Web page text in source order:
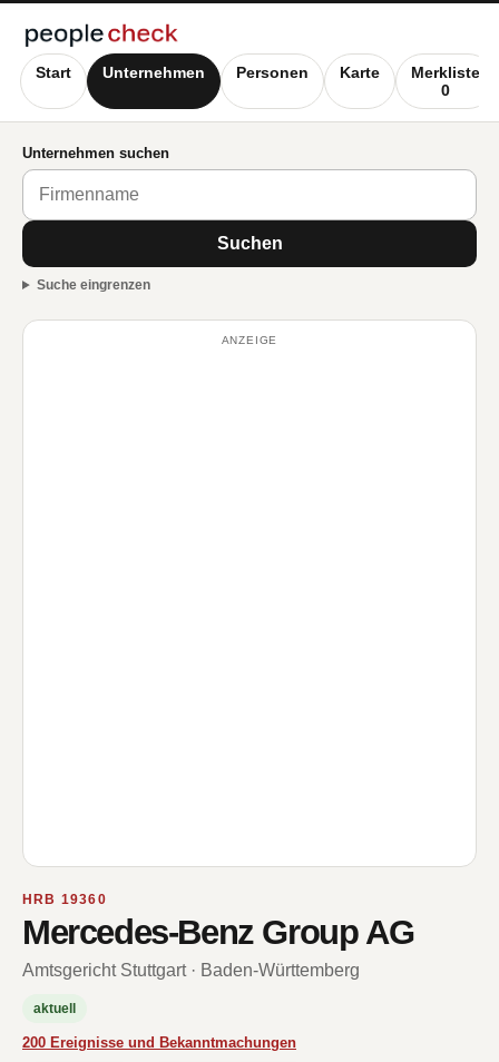
Start Unternehmen Personen Karte
Merkliste
0
Unternehmen suchen
Suchen
Suche eingrenzen
ANZEIGE
HRB 19360
Mercedes-Benz Group AG
Amtsgericht Stuttgart · Baden-Württemberg
aktuell
200 Ereignisse und Bekanntmachungen